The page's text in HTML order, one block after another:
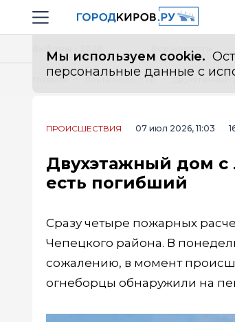
Навигация сайта
Мы используем cookie.
персональные данные с
Все новости
Главная Лента новостей
ПРОИСШЕСТВИЯ 07 июл 2026, 11:03
Двухэтажный дом
есть погибший
Сразу четыре пожарных
Чепецкого района. В
сожалению, в момент
огнеборцы обнаружили на